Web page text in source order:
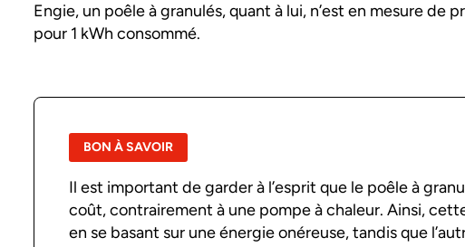
Engie, un poêle à granulés, quant à lui, n’est en mesure de
pour 1 kWh consommé.
BON À SAVOIR
Il est important de garder à l’esprit que le poêle à
coût, contrairement à une pompe à chaleur. Ainsi,
en se basant sur une énergie onéreuse, tandis que